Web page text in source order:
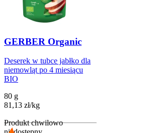
GERBER Organic
Deserek w tubce jabłko dla
niemowląt po 4 miesiącu
BIO
80 g
81,13 zł/kg
Produkt chwilowo